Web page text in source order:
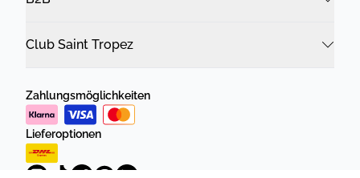
Club Saint Tropez
Zahlungsmöglichkeiten
Lieferoptionen